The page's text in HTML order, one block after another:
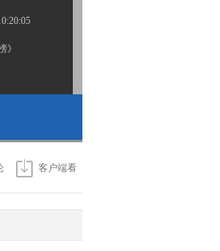
》
客户端看